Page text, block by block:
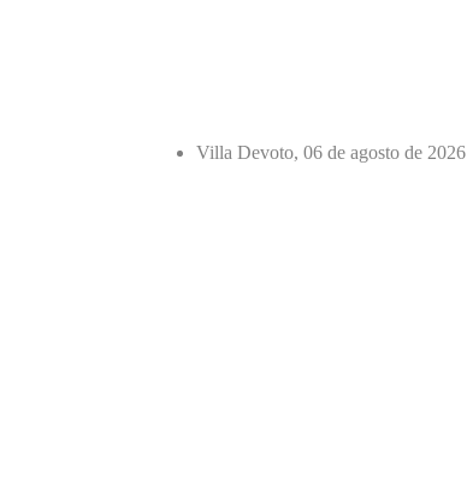
Villa Devoto, 06 de agosto de 2026